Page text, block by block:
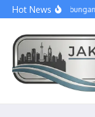
Lewati ke konten
Hot NewsTim